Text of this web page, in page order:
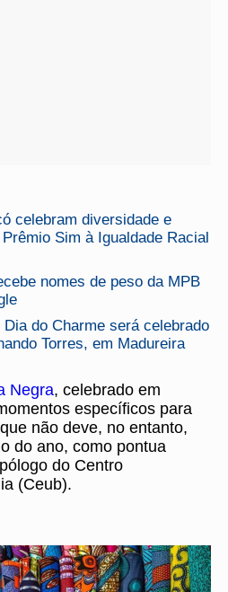
celebram diversidade e
Sim à Igualdade Racial
nomes de peso da MPB
do Charme será celebrado
Torres, em Madureira
Negra, celebrado em
específicos para
não deve, no entanto,
do ano, como pontua
do Centro
(Ceub).